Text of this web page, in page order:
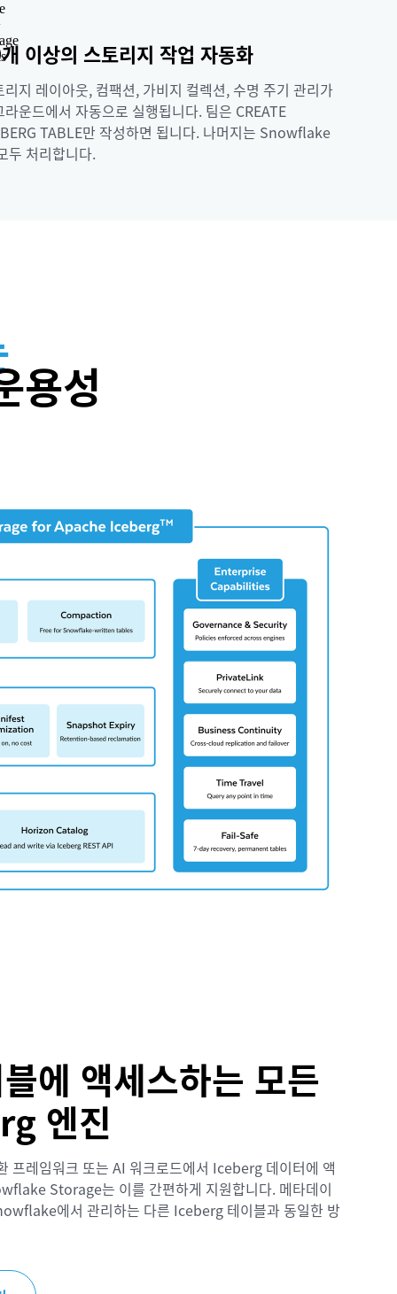
이상의 스토리지 작업 자동화
리지 레이아웃, 컴팩션, 가비지 컬렉션, 수명 주기 관리가
라운드에서 자동으로 실행됩니다. 팀은 CREATE
TABLE만 작성하면 됩니다. 나머지는 Snowflake
두 처리합니다.
용성
에 액세스하는 모든
엔진
프레임워크 또는 AI 워크로드에서 Iceberg 데이터에 액
Storage는 이를 간편하게 지원합니다. 메타데이
에서 관리하는 다른 Iceberg 테이블과 동일한 방